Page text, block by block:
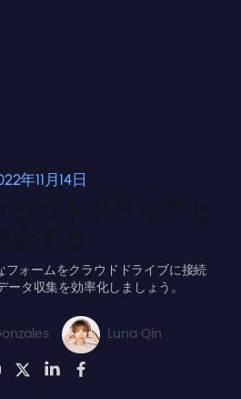
年11月14日
フォームをクラウドドライブに接続
タ収集を効率化しましょう。
Luna Qin